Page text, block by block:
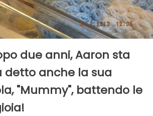
due anni, Aaron sta
detto anche la sua
"Mummy", battendo le